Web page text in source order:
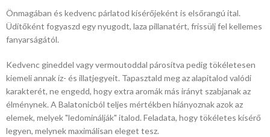
Önmagában és kedvenc párlatod kísérőjeként is elsőrangú ital.
Üdítőként fogyaszd egy nyugodt, laza pillanatért, frissülj fel kellemes
fanyarságától.
Kedvenc gineddel vagy vermoutoddal párosítva pedig tökéletesen
kiemeli annak íz- és illatjegyeit. Tapasztald meg az alapitalod valódi
karakterét, ne engedd, hogy extra aromák más irányt szabjanak az
élménynek. A Balatonicból teljes mértékben hiányoznak azok az
elemek, melyek "ledominálják" italod. Feladata, hogy tökéletes kísérő
legyen, melynek maximálisan eleget tesz.